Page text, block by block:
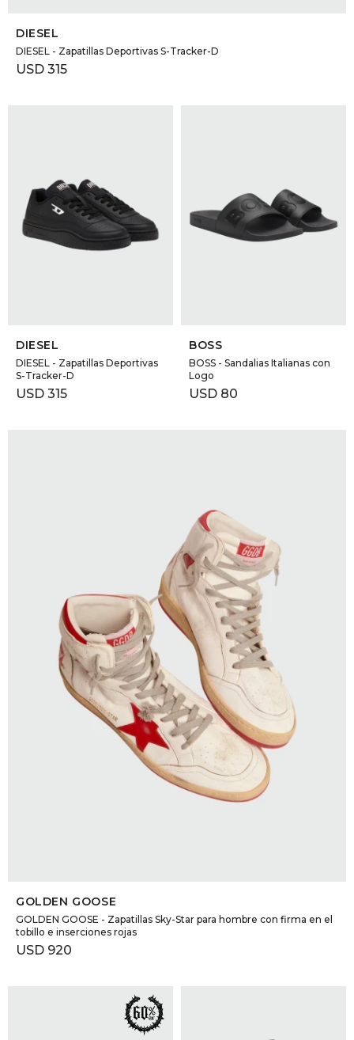
DIESEL
DIESEL - Zapatillas Deportivas S-Tracker-D
USD 315
DIESEL
DIESEL - Zapatillas Deportivas
S-Tracker-D
USD 315
BOSS
BOSS - Sandalias Italianas con
Logo
USD 80
GOLDEN GOOSE
GOLDEN GOOSE - Zapatillas Sky-Star para hombre con firma en el
tobillo e inserciones rojas
USD 920